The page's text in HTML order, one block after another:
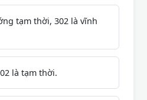
tạm thời, 302 là vĩnh
là tạm thời.